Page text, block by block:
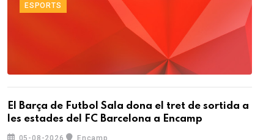
ESPORTS
El Barça de Futbol Sala dona el tret de sortida a
les estades del FC Barcelona a Encamp
05-08-2026 Encamp